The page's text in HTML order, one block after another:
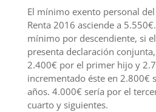
El mínimo exento personal
Renta 2016 asciende a
mínimo por descendiente, si
presenta declaración
2.400€ por el primer hijo y
incrementado éste en 2.800€
años. 4.000€ sería por el
cuarto y siguientes.